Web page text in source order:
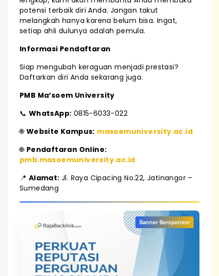
potensi terbaik diri Anda. Jangan takut
melangkah hanya karena belum bisa. Ingat,
setiap ahli dulunya adalah pemula.
Informasi Pendaftaran
Siap mengubah keraguan menjadi prestasi?
Daftarkan diri Anda sekarang juga.
PMB Ma’soem University
📞 WhatsApp: 0815-6033-022
🌐 Website Kampus: masoemuniversity.ac.id
🌐 Pendaftaran Online:
pmb.masoemuniversity.ac.id
📍 Alamat: Jl. Raya Cipacing No.22, Jatinangor –
Sumedang
Banner Bersponsor